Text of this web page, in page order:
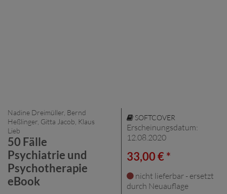
Nadine Dreimüller, Bernd
Heßlinger, Gitta Jacob, Klaus
Lieb
50 Fälle
Psychiatrie und
Psychotherapie
eBook
SOFTCOVER
Erscheinungsdatum:
12.08.2020
33,00 € *
nicht lieferbar - ersetzt
durch Neuauflage